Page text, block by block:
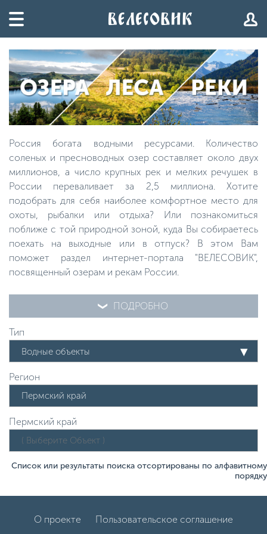
Россия богата водными ресурсами. Количество
соленых и пресноводных озер составляет около двух
миллионов, а число крупных рек и мелких речушек в
России переваливает за 2,5 миллиона. Хотите
подобрать для себя наиболее комфортное место для
охоты, рыбалки или отдыха? Или познакомиться
поближе с той природной зоной, куда Вы собираетесь
поехать на выходные или в отпуск? В этом Вам
поможет раздел интернет-портала "ВЕЛЕСОВИК",
посвященный озерам и рекам России.
ПОДРОБНО
Тип
Водные объекты
Регион
Пермский край
Список или результаты поиска отсортированы по алфавитному
порядку
О проекте Пользовательское соглашение